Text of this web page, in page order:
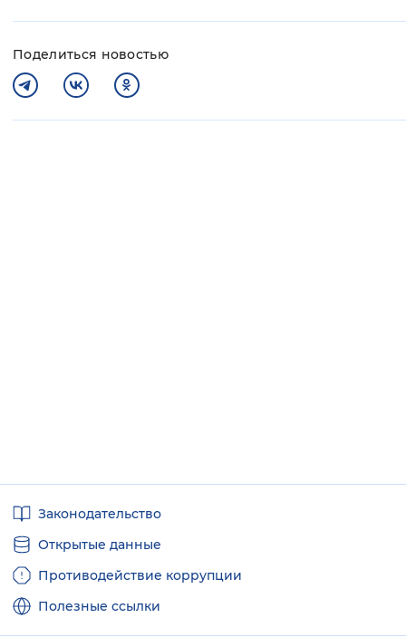
Поделиться новостью
ссылкиЗаконодательство
Открытые данные
Противодействие коррупции
Полезные ссылки